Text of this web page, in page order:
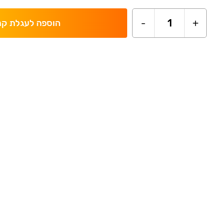
+
1
- הוספה לעגלת